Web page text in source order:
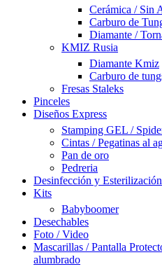
Cerámica / Sin
Carburo de
Diamante /
KMIZ Rusia
Diamante Kmiz
Carburo de
Fresas Staleks
Pinceles
Diseños Express
Stamping GEL /
Cintas / Pegatinas al
Pan de oro
Pedreria
Desinfección y Esterilización
Kits
Babyboomer
Desechables
Foto / Video
Mascarillas / Pantalla
alumbrado